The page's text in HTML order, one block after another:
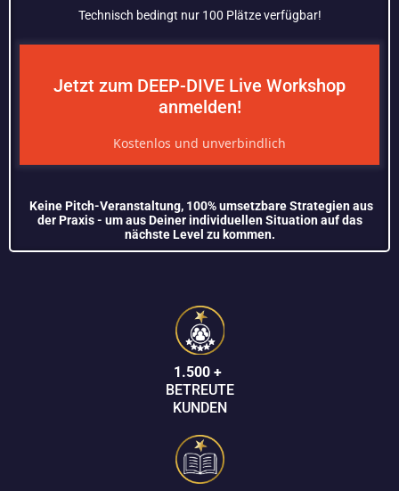
Technisch bedingt nur 100 Plätze verfügbar!
Jetzt zum DEEP-DIVE Live Workshop
anmelden!
Kostenlos und unverbindlich
Keine Pitch-Veranstaltung, 100% umsetzbare Strategien aus
der Praxis - um aus Deiner individuellen Situation auf das
nächste Level zu kommen.
1.500 +
BETREUTE
KUNDEN